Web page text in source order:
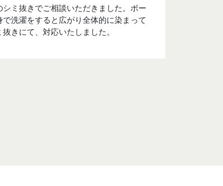
ミ抜きでご相談いただきました。ボー
洗濯をすると広がり全体的に染まって
きにて、対応いたしました。